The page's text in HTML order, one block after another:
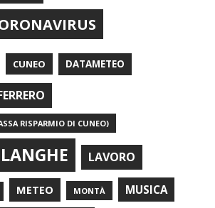
CUNEO DATAMETEO
RISPARMIO DI CUNEO)
LANGHE LAVORO
METEO MONTÀ MUSICA